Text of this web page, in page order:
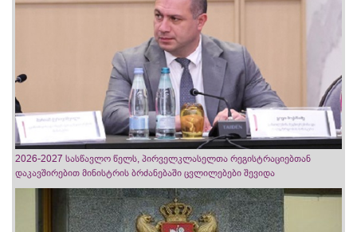
2026-2027 სასწავლო წელს, პირველკლასელთა რეგისტრაციებთან
დაკავშირებით მინისტრის ბრძანებაში ცვლილებები შევიდა